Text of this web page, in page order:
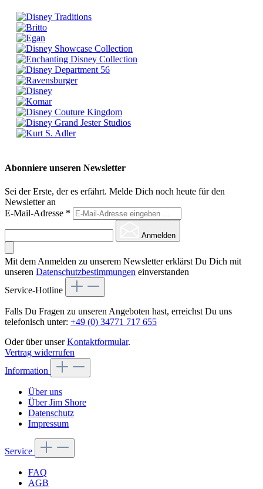
Abonniere unseren Newsletter
Sei der Erste, der es erfährt. Melde Dich noch heute für den
Newsletter an
E-Mail-Adresse *
Anmelden
Mit dem Anmelden zu unserem Newsletter erklärst Du Dich mit
unseren Datenschutzbestimmungen einverstanden
Service-Hotline
Falls Du Fragen zu unseren Angeboten hast, erreichst Du uns
telefonisch unter: +49 (0) 34771 717 655
Oder über unserKontaktformular.
Vertrag widerrufen
Information
Über uns
Über Jim Shore
Datenschutz
Impressum
Service
FAQ
AGB